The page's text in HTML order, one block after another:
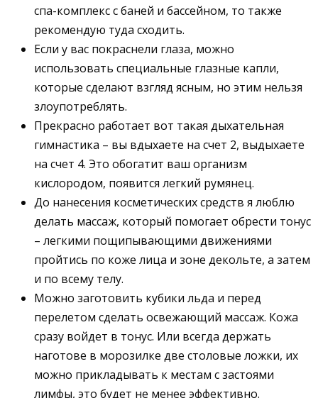
спа-комплекс с баней и бассейном, то также
рекомендую туда сходить.
Если у вас покраснели глаза, можно
использовать специальные глазные капли,
которые сделают взгляд ясным, но этим нельзя
злоупотреблять.
Прекрасно работает вот такая дыхательная
гимнастика – вы вдыхаете на счет 2, выдыхаете
на счет 4. Это обогатит ваш организм
кислородом, появится легкий румянец.
До нанесения косметических средств я люблю
делать массаж, который помогает обрести тонус
– легкими пощипывающими движениями
пройтись по коже лица и зоне декольте, а затем
и по всему телу.
Можно заготовить кубики льда и перед
перелетом сделать освежающий массаж. Кожа
сразу войдет в тонус. Или всегда держать
наготове в морозилке две столовые ложки, их
можно прикладывать к местам с застоями
лимфы, это будет не менее эффективно.